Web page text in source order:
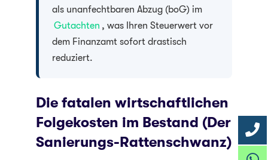
als unanfechtbaren Abzug (boG) im
Gutachten , was Ihren Steuerwert vor
dem Finanzamt sofort drastisch
reduziert.
Die fatalen wirtschaftlichen
Folgekosten im Bestand (Der
Sanierungs-Rattenschwanz)